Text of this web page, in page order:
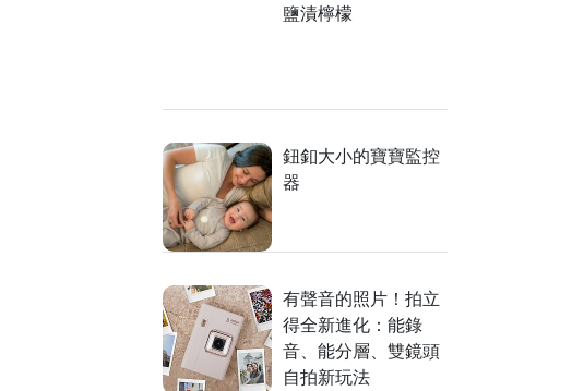
鹽漬檸檬
鈕釦大小的寶寶監控
器
有聲音的照片！拍立
得全新進化：能錄
音、能分層、雙鏡頭
自拍新玩法